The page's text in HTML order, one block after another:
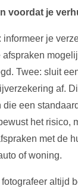
voordat je
informeer je
Twee: sluit
af.
die een
het risico,
met de
of woning.
altijd